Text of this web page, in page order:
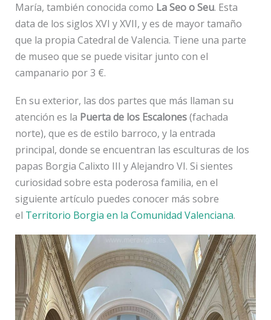
María, también conocida como La Seo o Seu. Esta
data de los siglos XVI y XVII, y es de mayor tamaño
que la propia Catedral de Valencia. Tiene una parte
de museo que se puede visitar junto con el
campanario por 3 €.
En su exterior, las dos partes que más llaman su
atención es la Puerta de los Escalones(fachada
norte), que es de estilo barroco, y la entrada
principal, donde se encuentran las esculturas de los
papas Borgia Calixto III y Alejandro VI. Si sientes
curiosidad sobre esta poderosa familia, en el
siguiente artículo puedes conocer más sobre
el Territorio Borgia en la Comunidad Valenciana.